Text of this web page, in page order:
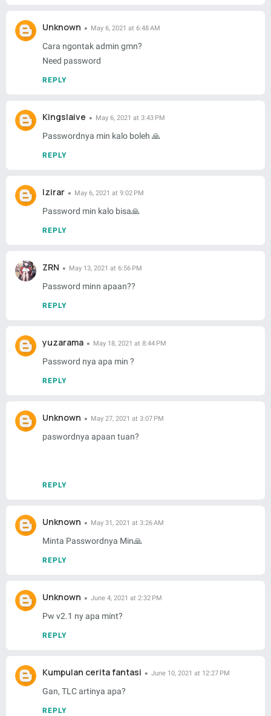
Unknown May 6, 2021 at 6:48 AM
Cara ngontak admin gmn?
Need password
REPLY
Kingslaive May 6, 2021 at 3:43 PM
Passwordnya min kalo boleh 🙏
REPLY
Izirar May 6, 2021 at 9:02 PM
Password min kalo bisa🙏
REPLY
ZRN May 13, 2021 at 6:56 PM
Password minn apaan??
REPLY
yuzarama May 18, 2021 at 8:44 PM
Password nya apa min ?
REPLY
Unknown May 27, 2021 at 3:07 PM
paswordnya apaan tuan?
REPLY
Unknown May 31, 2021 at 3:26 AM
Minta Passwordnya Min🙏
REPLY
Unknown June 4, 2021 at 2:32 PM
Pw v2.1 ny apa mint?
REPLY
Kumpulan cerita fantasi June 10, 2021 at 12:27 PM
Gan, TLC artinya apa?
REPLY